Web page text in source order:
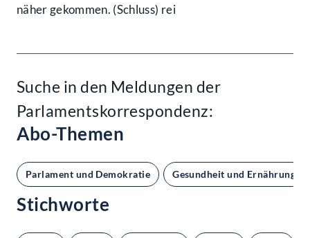
näher gekommen. (Schluss) rei
Suche in den Meldungen der
Parlamentskorrespondenz:
Abo-Themen
Parlament und Demokratie Gesundheit und Ernährung
Stichworte